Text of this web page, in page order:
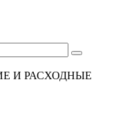
И РАСХОДНЫЕ